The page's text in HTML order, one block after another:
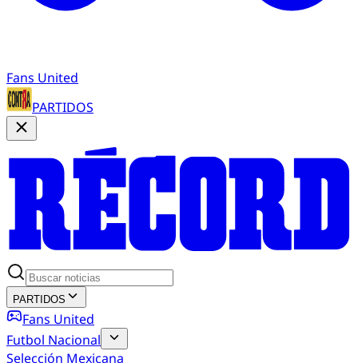
Fans United
PARTIDOS
PARTIDOS
Fans United
Futbol Nacional
Selección Mexicana